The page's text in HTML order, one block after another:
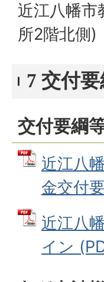
近江八幡市
所2階北側)
7 交付
交付要綱
近江八
金交付
近江八
イン